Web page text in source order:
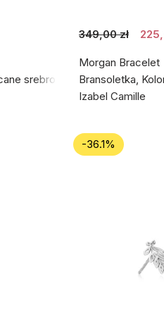
srebro próby 925
349,00 zł
Morgan Bracelet
Bransoletka,
Izabel Camille
-36.1%